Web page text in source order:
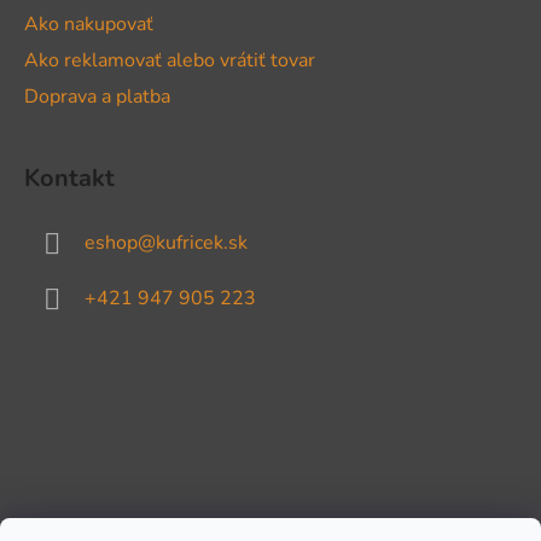
Ako nakupovať
Ako reklamovať alebo vrátiť tovar
Doprava a platba
Kontakt
eshop@kufricek.sk
+421 947 905 223